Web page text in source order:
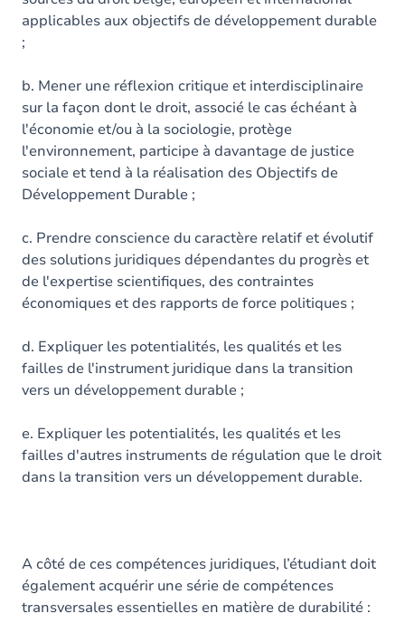
applicables aux objectifs de développement durable
;
b. Mener une réflexion critique et interdisciplinaire
sur la façon dont le droit, associé le cas échéant à
l'économie et/ou à la sociologie, protège
l'environnement, participe à davantage de justice
sociale et tend à la réalisation des Objectifs de
Développement Durable ;
c. Prendre conscience du caractère relatif et évolutif
des solutions juridiques dépendantes du progrès et
de l'expertise scientifiques, des contraintes
économiques et des rapports de force politiques ;
d. Expliquer les potentialités, les qualités et les
failles de l'instrument juridique dans la transition
vers un développement durable ;
e. Expliquer les potentialités, les qualités et les
failles d'autres instruments de régulation que le droit
dans la transition vers un développement durable.
A côté de ces compétences juridiques, l’étudiant doit
également acquérir une série de compétences
transversales essentielles en matière de durabilité :